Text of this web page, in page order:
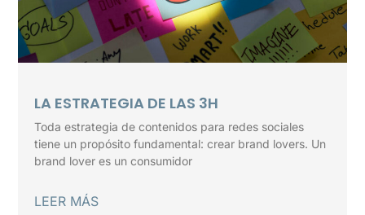
LA ESTRATEGIA DE LAS 3H
Toda estrategia de contenidos para redes sociales
tiene un propósito fundamental: crear brand lovers. Un
brand lover es un consumidor
LEER MÁS